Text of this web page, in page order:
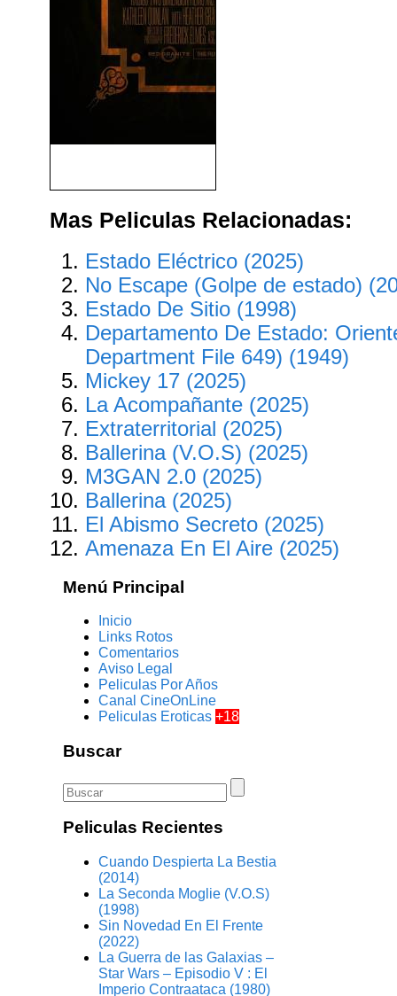
Mas Peliculas Relacionadas:
Estado Eléctrico (2025)
No Escape (Golpe de estado)
Estado De Sitio (1998)
Departamento De Estado:
Department File 649) (1949)
Mickey 17 (2025)
La Acompañante (2025)
Extraterritorial (2025)
Ballerina (V.O.S) (2025)
M3GAN 2.0 (2025)
Ballerina (2025)
El Abismo Secreto (2025)
Amenaza En El Aire (2025)
Menú Principal
Inicio
Links Rotos
Comentarios
Aviso Legal
Peliculas Por Años
Canal CineOnLine
Peliculas Eroticas+18
Buscar
Peliculas Recientes
Cuando Despierta La Bestia
(2014)
La Seconda Moglie (V.O.S)
(1998)
Sin Novedad En El Frente
(2022)
La Guerra de las Galaxias –
Star Wars – Episodio V : El
Imperio Contraataca (1980)